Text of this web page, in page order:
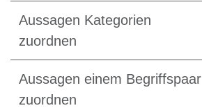
Aussagen Kategorien
zuordnen
Aussagen einem Begriffspaar
zuordnen